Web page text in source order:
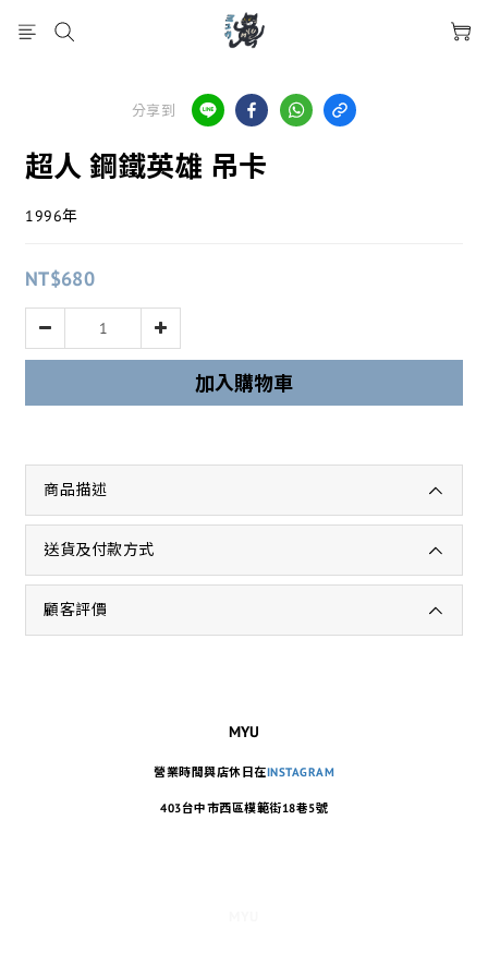
分享到
超人 鋼鐵英雄 吊卡
1996年
NT$680
加入購物車
商品描述
送貨及付款方式
顧客評價
MYU
營業時間與店休日在INSTAGRAM
403台中市西區模範街18巷5號